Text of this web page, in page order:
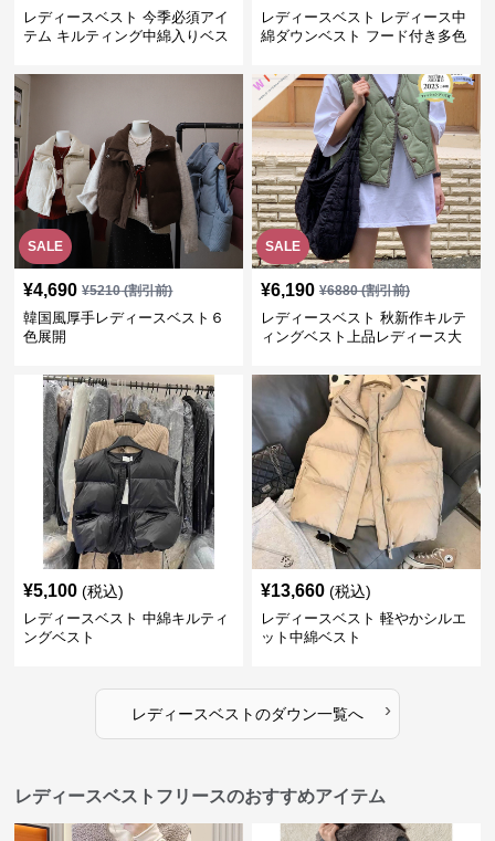
レディースベスト 今季必須アイ
テム キルティング中綿入りベス
レディースベスト レディース中
綿ダウンベスト フード付き多色
SALE
¥4,690 ¥5210(割引前)
韓国風厚手レディースベスト６
色展開
SALE
¥6,190 ¥6880(割引前)
レディースベスト 秋新作キルテ
ィングベスト上品レディース大
¥5,100 (税込)
レディースベスト 中綿キルティ
ングベスト
¥13,660 (税込)
レディースベスト 軽やかシルエ
ット中綿ベスト
レディースベストのダウン一覧へ ›
レディースベストフリースのおすすめアイテム